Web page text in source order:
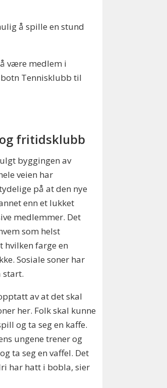
å spille en stund
være medlem i
Tennisklubb til
fritidsklubb
byggingen av
veien har
på at den nye
enn et lukket
medlemmer. Det
som helst
hvilken farge en
Sosiale soner har
start.
av at det skal
her. Folk skal kunne
og ta seg en kaffe.
ungene trener og
ta seg en vaffel. Det
har hatt i bobla, sier